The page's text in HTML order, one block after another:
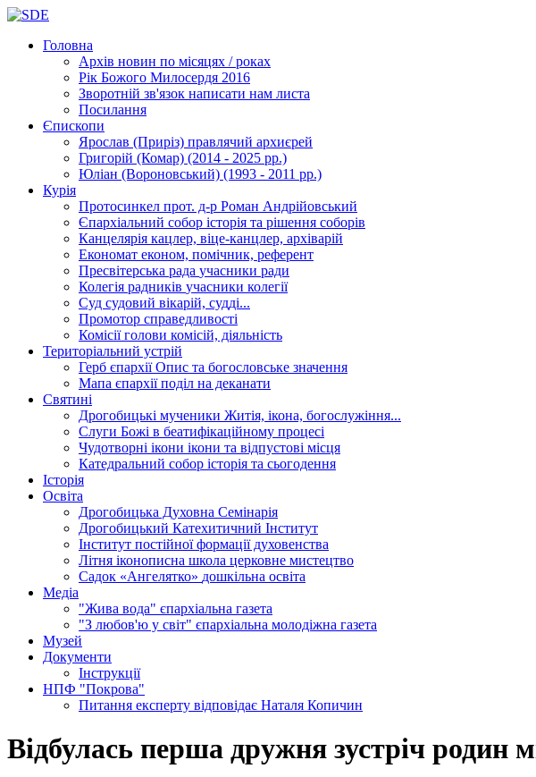
Головна
Архів новин по місяцях / роках
Рік Божого Милосердя 2016
Зворотній зв'язок написати нам листа
Посилання
Єпископи
Ярослав (Приріз) правлячий архиєрей
Григорій (Комар) (2014 - 2025 рр.)
Юліан (Вороновський) (1993 - 2011 рр.)
Курія
Протосинкел прот. д-р Роман Андрійовський
Єпархіальний собор історія та рішення соборів
Канцелярія кацлер, віце-канцлер, архіварій
Економат економ, помічник, референт
Пресвітерська рада учасники ради
Колегія радників учасники колегії
Суд судовий вікарій, судді...
Промотор справедливості
Комісіїголови комісій, діяльність
Територіальний устрій
Герб єпархіїОпис та богословське значення
Мапа єпархіїподіл на деканати
Святині
Дрогобицькі мученики Житія, ікона, богослужіння...
Слуги Божі в беатифікаційному процесі
Чудотворні ікони ікони та відпустові місця
Катедральний собор історія та сьогодення
Історія
Освіта
Дрогобицька Духовна Семінарія
Дрогобицький Катехитичний Інститут
Інститут постійної формації духовенства
Літня іконописна школа церковне мистецтво
Садок «Ангелятко» дошкільна освіта
Медіа
"Жива вода" єпархіальна газета
"З любов'ю у світ" єпархіальна молодіжна газета
Музей
Документи
Інструкції
НПФ "Покрова"
Питання експерту відповідає Наталя Копичин
Відбулась перша дружня зустріч родин